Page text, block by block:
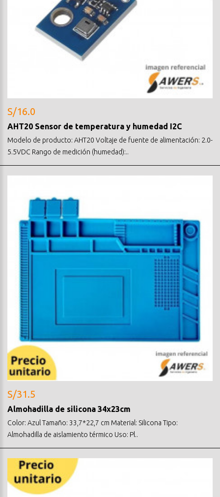
S/16.0
AHT20 Sensor de temperatura y humedad I2C
Modelo de producto: AHT20 Voltaje de fuente de alimentación: 2.0-
5.5VDC Rango de medición (humedad):..
S/31.5
Almohadilla de silicona 34x23cm
Color: Azul Tamaño: 33,7*22,7 cm Material: Silicona Tipo:
Almohadilla de aislamiento térmico Uso: Pl..